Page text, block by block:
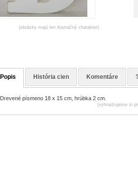
(obrázky majú len ilustračný charakter)
Popis História cien Komentáre
Drevené písmeno 18 x 15 cm, hrúbka 2 cm.
(vyhradzujeme si